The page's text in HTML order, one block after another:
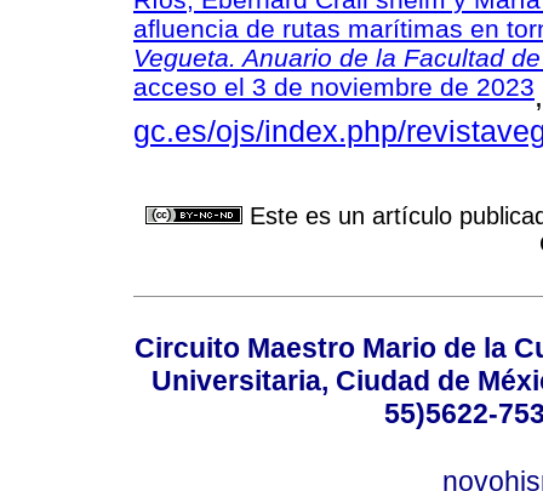
afluencia de rutas marítimas en
Vegueta. Anuario de la Facultad
acceso el 3 de noviembre de 2023
gc.es/ojs/index.php/
Este es un artículo
Circuito Maestro Mario de la
Universitaria, Ciudad de
55)5622-